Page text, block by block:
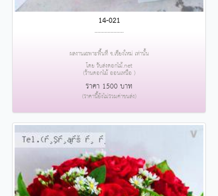
14-021
....................
ผลงานเฉพาะพื้นที่ จ.เชียงใหม่ เท่านั้น
โดย รับส่งดอกไม้.net
(ร้านดอกไม้ ออนเหนือ )
ราคา 1500 บาท
(ราคานี้ยังไม่รวมค่าขนส่ง)